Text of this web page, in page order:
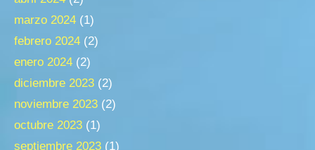
marzo 2024 (1)
febrero 2024 (2)
enero 2024 (2)
diciembre 2023 (2)
noviembre 2023 (2)
octubre 2023 (1)
septiembre 2023 (1)